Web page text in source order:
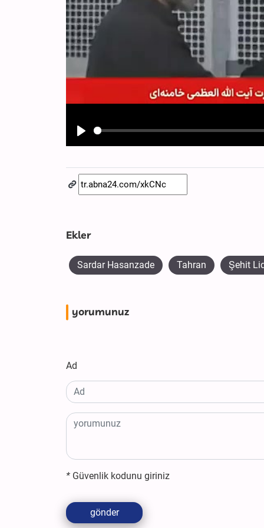
Play
Ekler
Sardar Hasanzade Tahran Şehit
yorumunuz
Ad
* Güvenlik kodunu giriniz
gönder